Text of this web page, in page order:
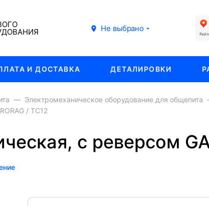
Не выбрано
И ДОСТАВКА ДЕТАЛИРОВКИ
Электромеханическое оборудование для общепита
/ TC12
с реверсом